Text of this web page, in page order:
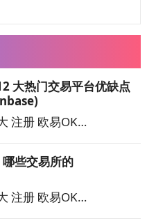
大热门交易平台优缺点
注册 欧易OK…
些交易所的
注册 欧易OK…